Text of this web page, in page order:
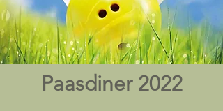
Paasdiner 2022